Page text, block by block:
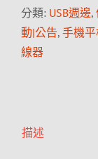
分類: USB週邊,
動|公告, 手機
線器
描述